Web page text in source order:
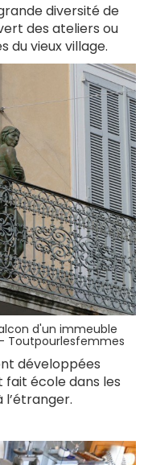
diversité de
des ateliers ou
du vieux village.
d'un immeuble
Toutpourlesfemmes
développées
école dans les
l’étranger.